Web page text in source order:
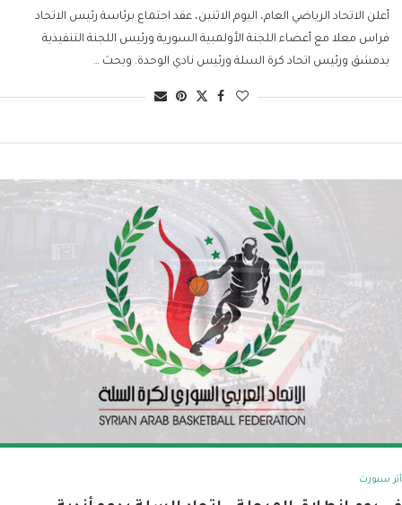
أعلن الاتحاد الرياضي العام، اليوم الاثنين، عقد اجتماع برئاسة رئيس الاتحاد
فراس معلا مع أعضاء اللجنة الأولمبية السورية ورئيس اللجنة التنفيذية
بدمشق ورئيس اتحاد كرة السلة ورئيس نادي الوحدة. وبحث …
أثر سبورت